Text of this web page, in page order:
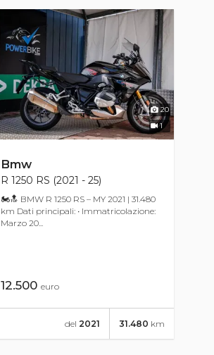
20
1
Bmw
R 1250 RS (2021 - 25)
🏍🔝 BMW R 1250 RS – MY 2021 | 31.480
km Dati principali: • Immatricolazione:
Marzo 20...
12.500 euro
31.480 km
del 2021